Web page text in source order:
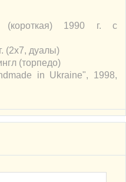
(короткая) 1990 г. с
(2х7, дуалы)
(торпедо)
in Ukraine", 1998,